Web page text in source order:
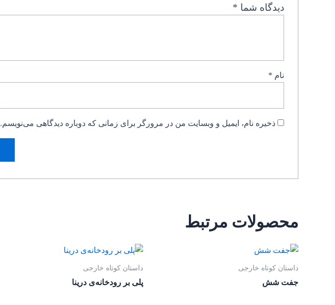
دیدگاه شما *
نام *
ذخیره نام، ایمیل و وبسایت من در مرورگر برای زمانی که دوباره دیدگاهی می‌نویسم.
محصولات مرتبط
داستان کوتاه خارجی
جفت شش
داستان کوتاه خارجی
پلی بر رودخانه‌ی درینا